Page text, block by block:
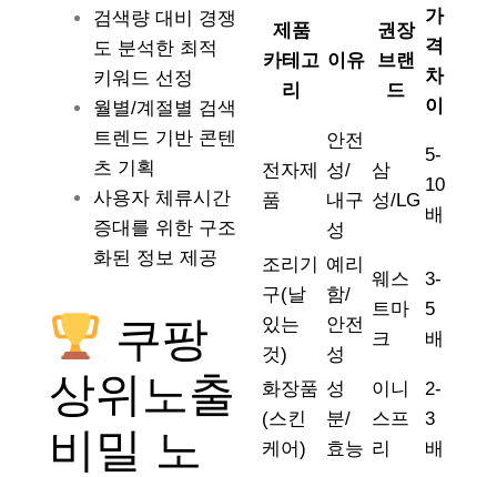
검색량 대비 경쟁
도 분석한 최적
키워드 선정
월별/계절별 검색
트렌드 기반 콘텐
츠 기획
사용자 체류시간
증대를 위한 구조
화된 정보 제공
쿠팡
상위노출
비밀 노
제품
카테고
리
이유
권장
브랜
드
가
격
차
이
전자제
품
안전
성/
내구
성
삼
성/LG
5-
10
배
조리기
구(날
있는
것)
예리
함/
안전
성
웨스
트마
크
3-
5
배
화장품
(스킨
케어)
성
분/
효능
이니
스프
리
2-
3
배